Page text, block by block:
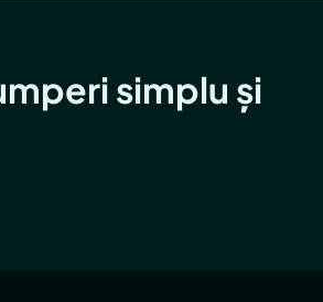
simplu și